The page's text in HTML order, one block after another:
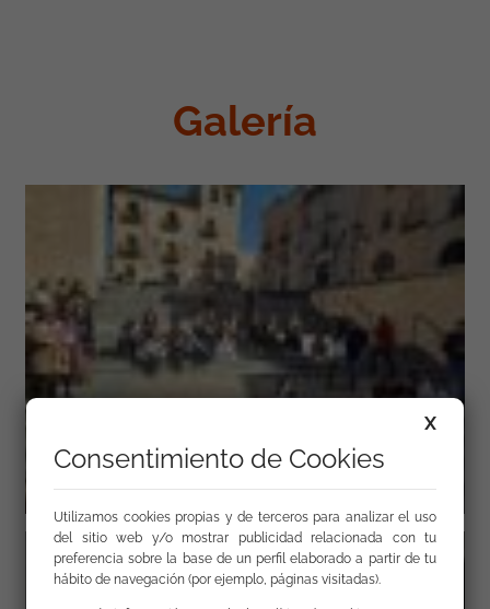
Galería
X
Consentimiento de Cookies
Utilizamos cookies propias y de terceros para analizar el uso
del sitio web y/o mostrar publicidad relacionada con tu
preferencia sobre la base de un perfil elaborado a partir de tu
hábito de navegación (por ejemplo, páginas visitadas).